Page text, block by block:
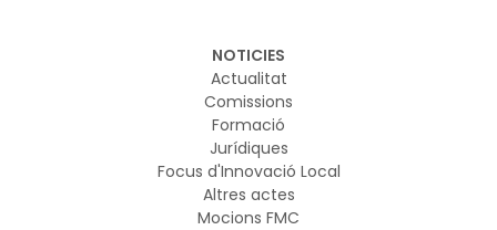
NOTICIES
Actualitat
Comissions
Formació
Jurídiques
Focus d'Innovació Local
Altres actes
Mocions FMC